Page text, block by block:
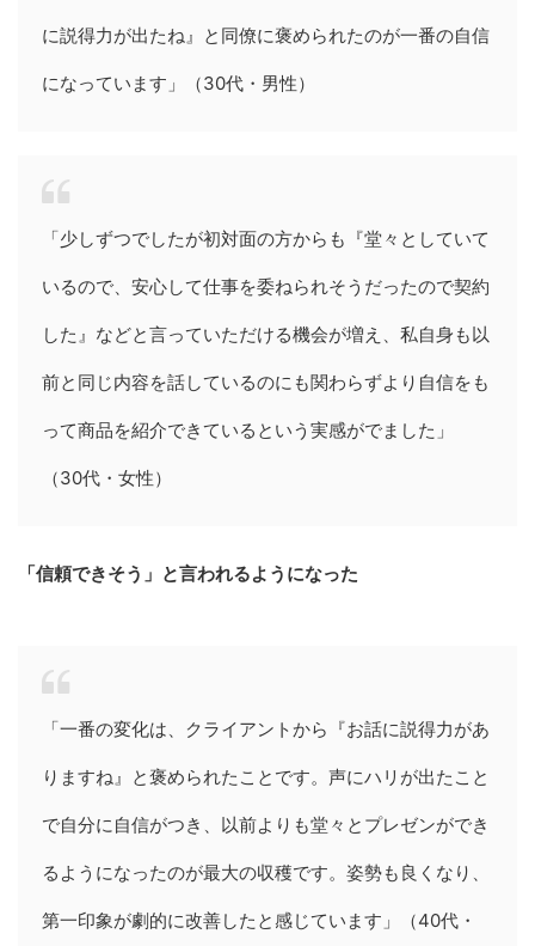
に説得力が出たね』と同僚に褒められたのが一番の自信
になっています」（30代・男性）
「少しずつでしたが初対面の方からも『堂々としていて
いるので、安心して仕事を委ねられそうだったので契約
した』などと言っていただける機会が増え、私自身も以
前と同じ内容を話しているのにも関わらずより自信をも
って商品を紹介できているという実感がでました」
（30代・女性）
「信頼できそう」と言われるようになった
「一番の変化は、クライアントから『お話に説得力があ
りますね』と褒められたことです。声にハリが出たこと
で自分に自信がつき、以前よりも堂々とプレゼンができ
るようになったのが最大の収穫です。姿勢も良くなり、
第一印象が劇的に改善したと感じています」（40代・